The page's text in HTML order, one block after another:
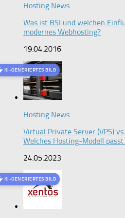
Hosting News
Was ist BSI und welchen
modernes Webhosting?
19.04.2016
KI-GENERIERTES BILD
Hosting News
Virtual Private Server (VPS)
Welches Hosting-Modell
24.05.2023
KI-GENERIERTES BILD